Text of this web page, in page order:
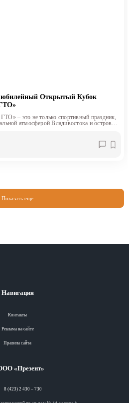
юбилейный Открытый Кубок
– это не только спортивный праздник,
атмосферой Владивостока и острова
Показать еще
Навигация
Контакты
Реклама на сайте
Правила сайта
«Презент»
8 (423) 2 430 – 730